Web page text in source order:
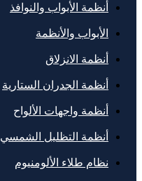
أنظمة الأبواب والنوافذ
الأبواب والأنظمة
أنظمة الانزلاق
أنظمة الجدران الستارية
أنظمة واجهات الألواح
أنظمة التظليل الشمسي
نظام طلاء الألومنيوم